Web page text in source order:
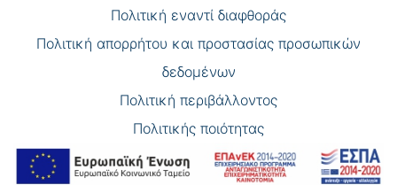
Πολιτική εναντί διαφθοράς
Πολιτική απορρήτου και προστασίας προσωπικών
δεδομένων
Πολιτική περιβάλλοντος
Πολιτικής ποιότητας